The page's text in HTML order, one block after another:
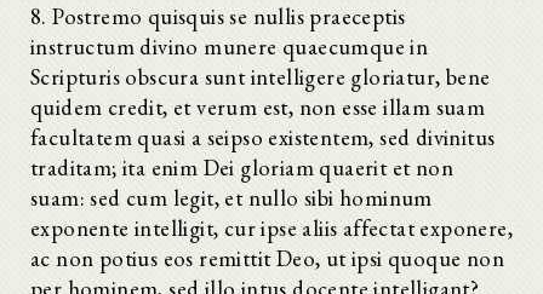
8. Postremo quisquis se nullis praeceptis
instructum divino munere quaecumque in
Scripturis obscura sunt intelligere gloriatur, bene
quidem credit, et verum est, non esse illam suam
facultatem quasi a seipso existentem, sed divinitus
traditam; ita enim Dei gloriam quaerit et non
suam: sed cum legit, et nullo sibi hominum
exponente intelligit, cur ipse aliis affectat exponere,
ac non potius eos remittit Deo, ut ipsi quoque non
per hominem, sed illo intus docente intelligant?